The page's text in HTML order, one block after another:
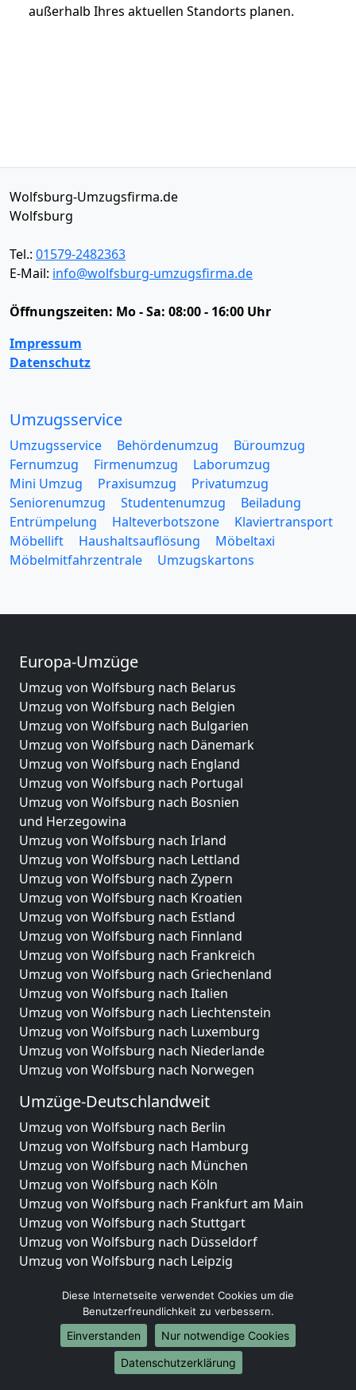
außerhalb Ihres aktuellen Standorts planen.
Wolfsburg-Umzugsfirma.de
Wolfsburg
Tel.: 01579-2482363
E-Mail: info@wolfsburg-umzugsfirma.de
Öffnungszeiten: Mo - Sa: 08:00 - 16:00 Uhr
Impressum
Datenschutz
Umzugsservice
Umzugsservice Behördenumzug
Büroumzug
Fernumzug
Firmenumzug
Laborumzug
Mini Umzug
Praxisumzug
Privatumzug
Seniorenumzug
Studentenumzug
Beiladung
Entrümpelung
Halteverbotszone
Klaviertransport
Möbellift
Haushaltsauflösung
Möbeltaxi
Möbelmitfahrzentrale
Umzugskartons
Europa-Umzüge
Umzug von Wolfsburg nach Belarus
Umzug von Wolfsburg nach Belgien
Umzug von Wolfsburg nach Bulgarien
Umzug von Wolfsburg nach Dänemark
Umzug von Wolfsburg nach England
Umzug von Wolfsburg nach Portugal
Umzug von Wolfsburg nach Bosnien
und Herzegowina
Umzug von Wolfsburg nach Irland
Umzug von Wolfsburg nach Lettland
Umzug von Wolfsburg nach Zypern
Umzug von Wolfsburg nach Kroatien
Umzug von Wolfsburg nach Estland
Umzug von Wolfsburg nach Finnland
Umzug von Wolfsburg nach Frankreich
Umzug von Wolfsburg nach Griechenland
Umzug von Wolfsburg nach Italien
Umzug von Wolfsburg nach Liechtenstein
Umzug von Wolfsburg nach Luxemburg
Umzug von Wolfsburg nach Niederlande
Umzug von Wolfsburg nach Norwegen
Umzüge-Deutschlandweit
Umzug von Wolfsburg nach Berlin
Umzug von Wolfsburg nach Hamburg
Umzug von Wolfsburg nach München
Umzug von Wolfsburg nach Köln
Umzug von Wolfsburg nach Frankfurt am Main
Umzug von Wolfsburg nach Stuttgart
Umzug von Wolfsburg nach Düsseldorf
Umzug von Wolfsburg nach Leipzig
Umzug von Wolfsburg nach Essen
Umzug von Wolfsburg nach Bremen
Umzug von Wolfsburg nach Dresden
Umzug von Wolfsburg nach Hannover
Umzug von Wolfsburg nach Nürnberg
Diese Internetseite verwendet Cookies um die
Benutzerfreundlichkeit zu verbessern.
Einverstanden
Nur notwendige Cookies
Datenschutzerklärung